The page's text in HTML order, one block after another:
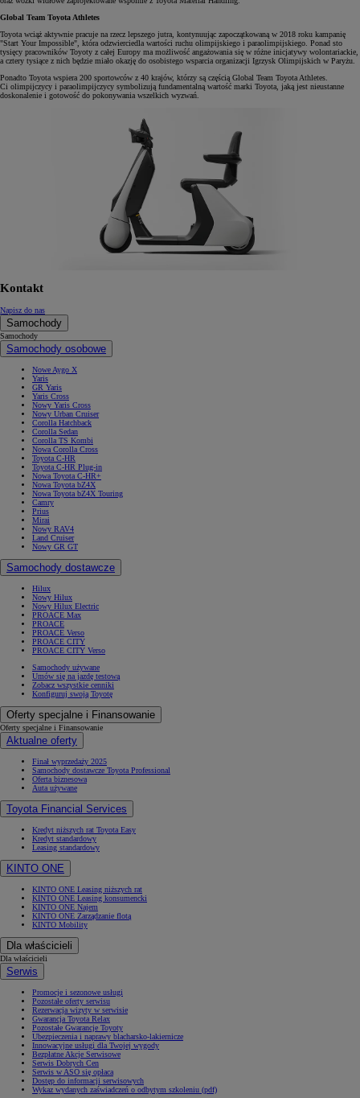
Global Team Toyota Athletes
Toyota wciąż aktywnie pracuje na rzecz lepszego jutra, kontynuując zapoczątkowaną w 2018 roku kampanię
"Start Your Impossible", która odzwierciedla wartości ruchu olimpijskiego i paraolimpijskiego. Ponad sto
tysięcy pracowników Toyoty z całej Europy ma możliwość angażowania się w różne inicjatywy wolontariackie,
a cztery tysiące z nich będzie miało okazję do osobistego wsparcia organizacji Igrzysk Olimpijskich w Paryżu.
Ponadto Toyota wspiera 200 sportowców z 40 krajów, którzy są częścią Global Team Toyota Athletes.
Ci olimpijczycy i paraolimpijczycy symbolizują fundamentalną wartość marki Toyota, jaką jest nieustanne
doskonalenie i gotowość do pokonywania wszelkich wyzwań.
Kontakt
Napisz do nas
Samochody
Samochody
Samochody osobowe
Nowe Aygo X
Yaris
GR Yaris
Yaris Cross
Nowy Yaris Cross
Nowy Urban Cruiser
Corolla Hatchback
Corolla Sedan
Corolla TS Kombi
Nowa Corolla Cross
Toyota C-HR
Toyota C-HR Plug-in
Nowa Toyota C-HR+
Nowa Toyota bZ4X
Nowa Toyota bZ4X Touring
Camry
Prius
Mirai
Nowy RAV4
Land Cruiser
Nowy GR GT
Samochody dostawcze
Hilux
Nowy Hilux
Nowy Hilux Electric
PROACE Max
PROACE
PROACE Verso
PROACE CITY
PROACE CITY Verso
Samochody używane
Umów się na jazdę testową
Zobacz wszystkie cenniki
Konfiguruj swoją Toyotę
Oferty specjalne i Finansowanie
Oferty specjalne i Finansowanie
Aktualne oferty
Finał wyprzedaży 2025
Samochody dostawcze Toyota Professional
Oferta biznesowa
Auta używane
Toyota Financial Services
Kredyt niższych rat Toyota Easy
Kredyt standardowy
Leasing standardowy
KINTO ONE
KINTO ONE Leasing niższych rat
KINTO ONE Leasing konsumencki
KINTO ONE Najem
KINTO ONE Zarządzanie flotą
KINTO Mobility
Dla właścicieli
Dla właścicieli
Serwis
Promocje i sezonowe usługi
Pozostałe oferty serwisu
Rezerwacja wizyty w serwisie
Gwarancja Toyota Relax
Pozostałe Gwarancje Toyoty
Ubezpieczenia i naprawy blacharsko-lakiernicze
Innowacyjne usługi dla Twojej wygody
Bezpłatne Akcje Serwisowe
Serwis Dobrych Cen
Serwis w ASO się opłaca
Dostęp do informacji serwisowych
Wykaz wydanych zaświadczeń o odbytym szkoleniu (pdf)